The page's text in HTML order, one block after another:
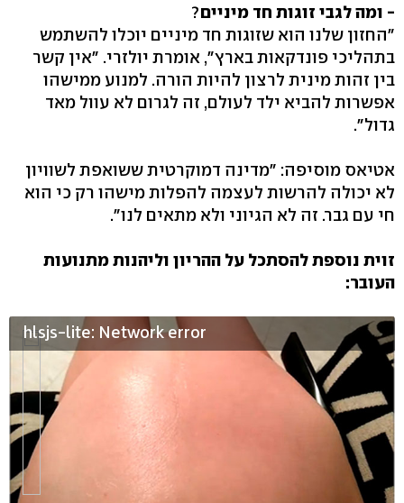
- ומה לגבי זוגות חד מיניים?
"החזון שלנו הוא שזוגות חד מיניים יוכלו להשתמש
בתהליכי פונדקאות בארץ", אומרת יולזרי. "אין קשר
בין זהות מינית לרצון להיות הורה. למנוע ממישהו
אפשרות להביא ילד לעולם, זה לגרום לא עוול מאד
גדול".
אטיאס מוסיפה: "מדינה דמוקרטית ששואפת לשוויון
לא יכולה להרשות לעצמה להפלות מישהו רק כי הוא
חי עם גבר. זה לא הגיוני ולא מתאים לנו".
זוית נוספת להסתכל על ההריון וליהנות מתנועות
העובר:
hlsjs-lite: Network error